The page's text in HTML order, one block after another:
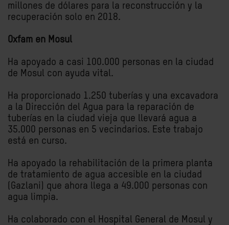
millones de dólares para la reconstrucción y la
recuperación solo en 2018.
Oxfam en Mosul
Ha apoyado a casi 100.000 personas en la ciudad
de Mosul con ayuda vital.
Ha proporcionado 1.250 tuberías y una excavadora
a la Dirección del Agua para la reparación de
tuberías en la ciudad vieja que llevará agua a
35.000 personas en 5 vecindarios. Este trabajo
está en curso.
Ha apoyado la rehabilitación de la primera planta
de tratamiento de agua accesible en la ciudad
(Gazlani) que ahora llega a 49.000 personas con
agua limpia.
Ha colaborado con el Hospital General de Mosul y